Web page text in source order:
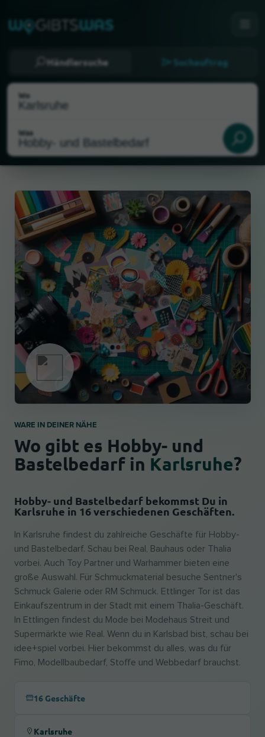
Händlersuche Suchauftrag
Wo
Was
Als meinen Standort wählen
WARE IN DEINER NÄHE
Wo gibt es Hobby- und
Bastelbedarf in Karlsruhe?
Hobby- und Bastelbedarf bekommst Du in
Karlsruhe in 16 verschiedenen Geschäften.
In Karlsruhe findest du zahlreiche Geschäfte für Hobby-
und Bastelbedarf. Schau bei Real, Bauhaus oder Thalia
vorbei. Auch Toy Partner und Warhammer bieten eine
große Auswahl. Für Schmuckmaterial besuche Sentner's
Schmuck Galerie oder RM Schmuck. Ettlinger Tor ist das
Einkaufszentrum in der Stadt mit einem Thalia-Geschäft.
In Ettlingen findest du Mode bei Modehaus Streit und
Supermärkte wie Real. Wenn du in Karlsbad bist, schau bei
idee+spiel vorbei. Hier bekommst du alles, was du für
Fimo, Modellbaubedarf, Stoffe und Webbedarf brauchst.
16 Geschäfte
Karlsruhe